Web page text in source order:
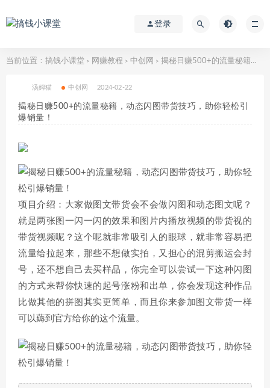
登录
当前位置： 搞钱小课堂 > 网赚教程 > 中创网 > 揭秘日赚500+的流量秘籍，动态闪图带货技巧，助你轻松引爆销量！
汤姆猫 中创网 2024-02-22
揭秘日赚500+的流量秘籍，动态闪图带货技巧，助你轻松引
爆销量！
项目介绍：大家做图文带货会不会做闪图和动态图文呢？
就是两张图一闪一闪的效果和图片内播放视频的带货视的
带货视频呢？这个呢就非常吸引人的眼球，就非常容易把
流量给拉起来，那些不想做实拍，又担心的混剪搬运会封
号，还不想自己去买样品，你完全可以尝试一下这种闪图
的方式来帮你快速的起号涨粉和出单，你会发现这种作品
比做其他的拼图其实更简单，而且你来参加图文带货一样
可以薅到官方给你的这个流量。